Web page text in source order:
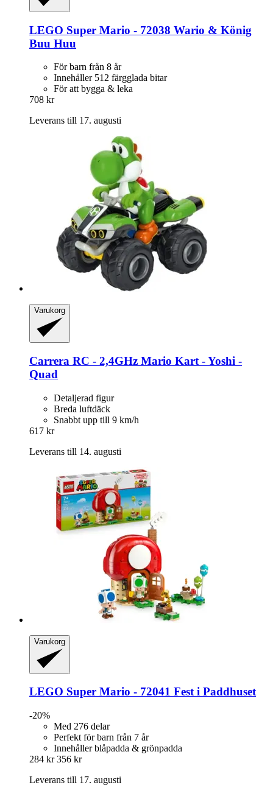
LEGO Super Mario -​ 72038 Wario & König
Buu Huu
För barn från 8 år
Innehåller 512 färgglada bitar
För att bygga & leka
708 kr
Leverans till 17. augusti
Varukorg
Carrera RC -​ 2,4GHz Mario Kart -​ Yoshi -​
Quad
Detaljerad figur
Breda luftdäck
Snabbt upp till 9 km/h
617 kr
Leverans till 14. augusti
Varukorg
LEGO Super Mario -​ 72041 Fest i Paddhuset
-20%
Med 276 delar
Perfekt för barn från 7 år
Innehåller blåpadda & grönpadda
284 kr 356 kr
Leverans till 17. augusti